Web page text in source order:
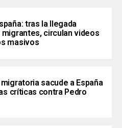
tras la llegada
migrantes, circulan videos
masivos
sacude a España
críticas contra Pedro